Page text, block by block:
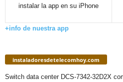
instalar la app en su iPhone
+info de nuestra app
instaladoresdetelecomhoy.com
Switch data center DCS-7342-32D2X